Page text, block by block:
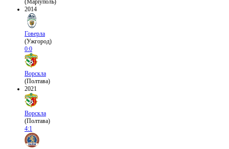
(Маріуполь)
2014
Говерла
(Ужгород)
0:0
Ворскла
(Полтава)
2021
Ворскла
(Полтава)
4:1